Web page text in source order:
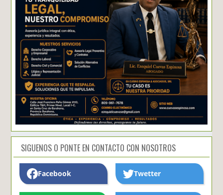
SIGUENOS O PONTE EN CONTACTO CON NOSOTROS
Facebook Twetter